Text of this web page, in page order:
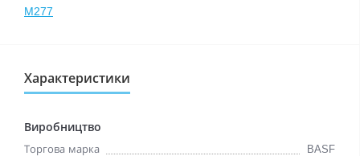
M277
Характеристики
Виробництво
Торгова марка
BASF